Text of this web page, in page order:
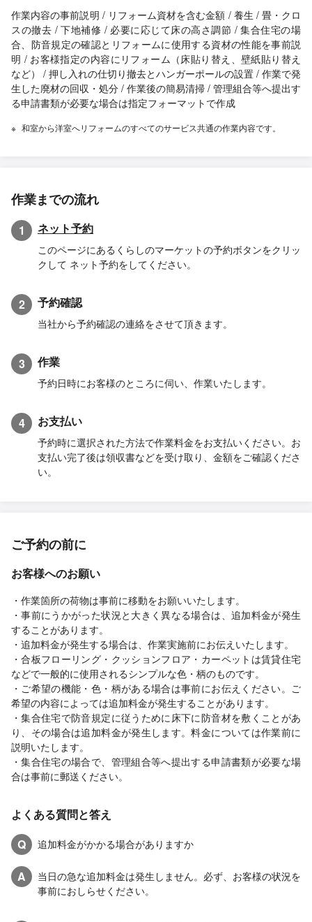
作業内容の事前説明 / リフォーム資材を含む金額 / 養生 / 畳・クロ
スの撤去 / 下地補修 / 必要に応じて床の高さ調節 / 集合住宅の場
合、防音規定の確認とリフォームに使用する資材の性能を事前説
明 / お客様指定の内容にリフォーム（床貼り替え、壁紙貼り替え
など） / 押し入れの仕切り撤去とハンガーポールの設置 / 作業で発
生した廃材の回収・処分 / 作業後の簡易清掃 / 管理組合等へ提出す
る申請書類が必要な場合は指定フォーマットで作成
和室から洋室へリフォームのすべてのサービス共通の作業内容です。
作業までの流れ
1 ネット予約
このページにあるくらしのマーケットの予約ボタンをクリッ
クして ネット予約をしてください。
2 予約確認
当社から予約確認の連絡をさせて頂きます。
3 作業
予約日時にお客様のところに伺い、作業いたします。
4 お支払い
予約時に選択された方法で作業料金をお支払いください。お
支払い完了後は領収書などを受け取り、金額をご確認くださ
い。
ご予約の前に
お客様へのお願い
・作業箇所の荷物は事前に移動をお願いいたします。
・事前にうかがった状況と大きく異なる場合は、追加料金が発生
することがあります。
・追加料金が発生する場合は、作業実施前にお伝えいたします。
・合板フローリング・クッションフロア・カーペットは賃貸住宅
などで一般的に使用されるシンプルな色・柄のものです。
・ご希望の機能・色・柄がある場合は事前にお伝えください。ご
希望の内容によっては追加料金が発生することがあります。
・集合住宅で防音規定に従うために床下に防音材を敷くことがあ
り、その場合は追加料金が発生します。料金については作業前に
説明いたします。
・集合住宅の場合で、管理組合等へ提出する申請書類が必要な場
合は事前に郵送ください。
よくある質問と答え
Q
追加料金がかかる場合がありますか
A
当日の急な追加料金は発生しません。必ず、お客様の状況を
事前におしらせください。